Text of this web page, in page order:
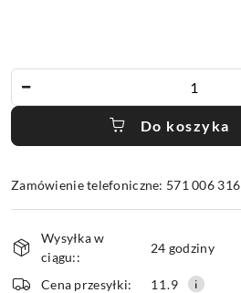
Do koszyka
Zamówienie telefoniczne: 571 006 316
i
dostawa
Wysyłka w
ciągu::
24 godziny
Cena przesyłki: 11.9